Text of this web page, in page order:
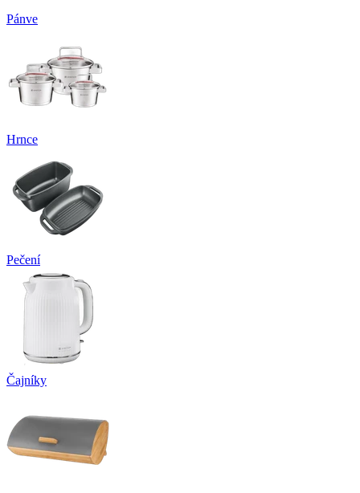
Pánve
Hrnce
Pečení
Čajníky